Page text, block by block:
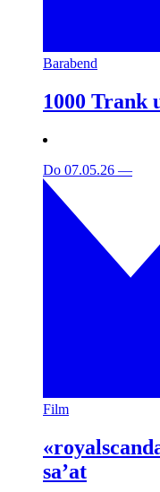
Barabend
1000 Trank
Do 07.05.26 —
Film
sa’at